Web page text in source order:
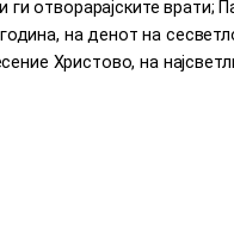
отворарајските врати;
на денот на
Христово, на